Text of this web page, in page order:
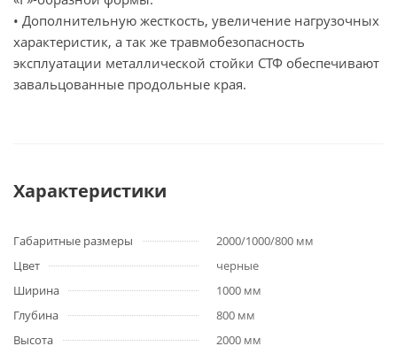
• Дополнительную жесткость, увеличение нагрузочных
характеристик, а так же травмобезопасность
эксплуатации металлической стойки СТФ обеспечивают
завальцованные продольные края.
Характеристики
Габаритные размеры
2000/1000/800 мм
Цвет
черные
Ширина
1000 мм
Глубина
800 мм
Высота
2000 мм